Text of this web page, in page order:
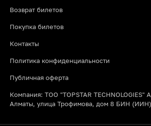
Возврат билетов
Покупка билетов
Контакты
Политика конфиденциальности
Публичная оферта
Компания: ТОО "TOPSTAR TECHNOLOGIES"
Алматы, улица Трофимова, дом 8 БИН